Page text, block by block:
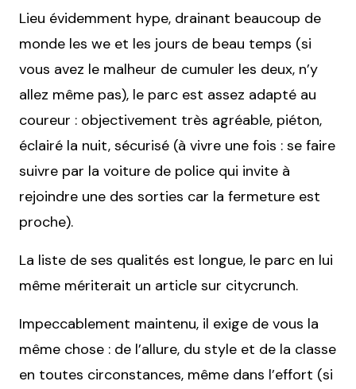
Lieu évidemment hype, drainant beaucoup de
monde les we et les jours de beau temps (si
vous avez le malheur de cumuler les deux, n’y
allez même pas), le parc est assez adapté au
coureur : objectivement très agréable, piéton,
éclairé la nuit, sécurisé (à vivre une fois : se faire
suivre par la voiture de police qui invite à
rejoindre une des sorties car la fermeture est
proche).
La liste de ses qualités est longue, le parc en lui
même mériterait un article sur citycrunch.
Impeccablement maintenu, il exige de vous la
même chose : de l’allure, du style et de la classe
en toutes circonstances, même dans l’effort (si